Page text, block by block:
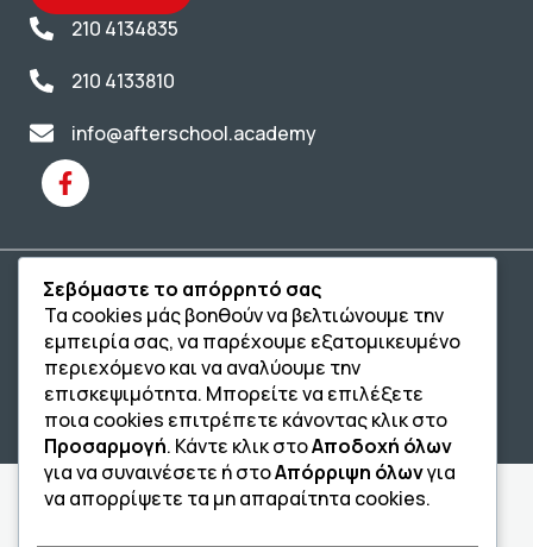
210 4134835
210 4133810
info@afterschool.academy
Copyright® 2004 –2026Εκπαιδευτικός Όμιλος ΔΙΑΚΡΟΤΗΜΑ®. Αρ.
Γ.Ε.Μ.Η.: 54967109000.
Developed byOceancube– Hosted byInnoview.gr
Πολιτική Ιδιωτικότητας Πολιτική Cookies
Δήλωση Προσβασιμότητας
Σεβόμαστε το απόρρητό σας
Τα cookies μάς βοηθούν να βελτιώνουμε την
εμπειρία σας, να παρέχουμε εξατομικευμένο
περιεχόμενο και να αναλύουμε την
επισκεψιμότητα. Μπορείτε να επιλέξετε
ποια cookies επιτρέπετε κάνοντας κλικ στο
Προσαρμογή. Κάντε κλικ στοΑποδοχή όλων
για να συναινέσετε ή στοΑπόρριψη όλωνγια
να απορρίψετε τα μη απαραίτητα cookies.